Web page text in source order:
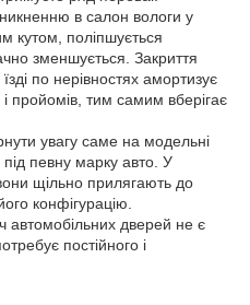
в салон вологи у
кутом, поліпшується
зменшується. Закриття
по нерівностях амортизує
і пройомів, тим самим вберігає
увагу саме на модельні
під певну марку авто. У
щільно прилягають до
конфігурацію.
автомобільних дверей не є
постійного і